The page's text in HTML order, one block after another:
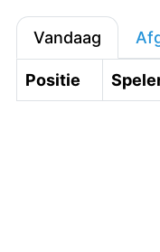
Vandaag
Positie